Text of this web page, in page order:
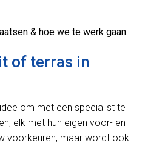
& hoe we te werk gaan.
of terras in
om met een specialist te
elk met hun eigen voor- en
voorkeuren, maar wordt ook